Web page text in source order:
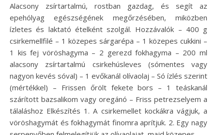
Alacsony zsírtartalmú, rostban gazdag, és segít az
epehólyag egészségének megőrzésében, miközben
ízletes és laktató ételként szolgál. Hozzávalók – 400 g
csirkemellfilé – 1 közepes sárgarépa – 1 közepes cukkini –
1 kis fej vöröshagyma – 2 gerezd fokhagyma – 200 ml
alacsony zsírtartalmú csirkehúsleves (sómentes vagy
nagyon kevés sóval) – 1 evőkanál olívaolaj – Só ízlés szerint
(mértékkel) – Frissen őrölt fekete bors – 1 teáskanál
szárított bazsalikom vagy oregánó – Friss petrezselyem a
tálaláshoz Elkészítés 1. A csirkemellet kockákra vágjuk, a
vöröshagymát és fokhagymát finomra aprítjuk. 2. Egy nagy